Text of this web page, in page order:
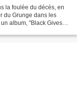
la foulée du décès, en
du Grunge dans les
album, "Black Gives